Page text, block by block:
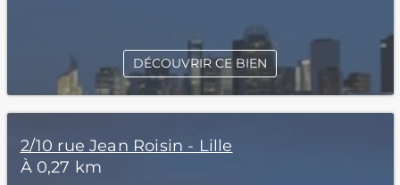
DÉCOUVRIR CE BIEN
2/10 rue Jean Roisin - Lille
À 0,27 km